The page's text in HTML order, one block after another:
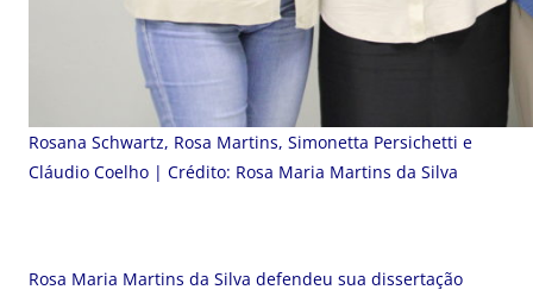
Rosana Schwartz, Rosa Martins, Simonetta Persichetti e
Cláudio Coelho | Crédito: Rosa Maria Martins da Silva
Rosa Maria Martins da Silva defendeu sua dissertação